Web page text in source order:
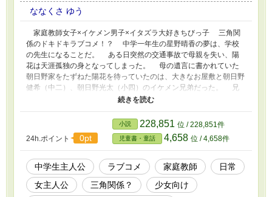
ななくさ ゆう
家庭教師女子×イケメン男子×イタズラ大好きちびっ子 三角関
係のドキドキラブコメ！？ 中学一年生の星野晴香の夢は、学校
の先生になることだ。 ある日突然の交通事故で母親を失い、陽
花は天涯孤独の身となってしまった。 母の遺言に書かれていた
朝日野家をたずねた陽花を待っていたのは、大きなお屋敷と朝日野
健希（中二）、朝日野光太（小四）のイケメン兄弟だった。 兄
弟の父親から、光太の家庭教師になってほしいと依頼され、陽花は
朝日野家のお屋敷に住み込みで働くことになる。 イタズラばか
りで勉強しようとしない光太に、新米家庭教師の晴香はどう対応す
る！？ さらに健希とは屋上でドキドキの…… -------------- ※第2回
きずな児童書大賞 エントリー作品
24h.ポイント 0pt
小説 228,851 位 / 228,851件
児童書・童話 4,658 位 / 4,658件
中学生主人公 ラブコメ 家庭教師
日常
女主人公
三角関係？
少女向け